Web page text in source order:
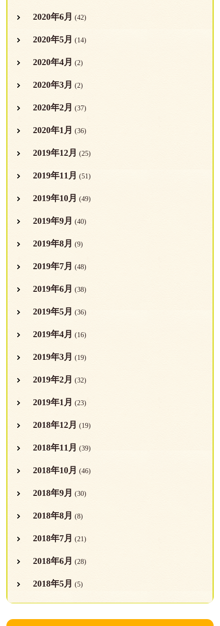
2020年6月 (42)
2020年5月 (14)
2020年4月 (2)
2020年3月 (2)
2020年2月 (37)
2020年1月 (36)
2019年12月 (25)
2019年11月 (51)
2019年10月 (49)
2019年9月 (40)
2019年8月 (9)
2019年7月 (48)
2019年6月 (38)
2019年5月 (36)
2019年4月 (16)
2019年3月 (19)
2019年2月 (32)
2019年1月 (23)
2018年12月 (19)
2018年11月 (39)
2018年10月 (46)
2018年9月 (30)
2018年8月 (8)
2018年7月 (21)
2018年6月 (28)
2018年5月 (5)